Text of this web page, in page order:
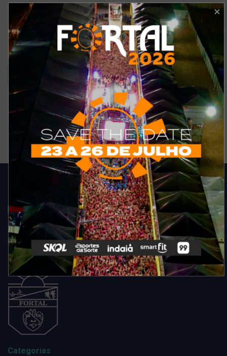
Bom
Excelente
Ruim
Pode ser melhorado
Ver resultados
Arquivo de enquete
Acompanhe todas as novidades do entretenimento na região de
Fortaleza. Dicas, promoções, coberturas exclusivas e muito mais.
Categorias